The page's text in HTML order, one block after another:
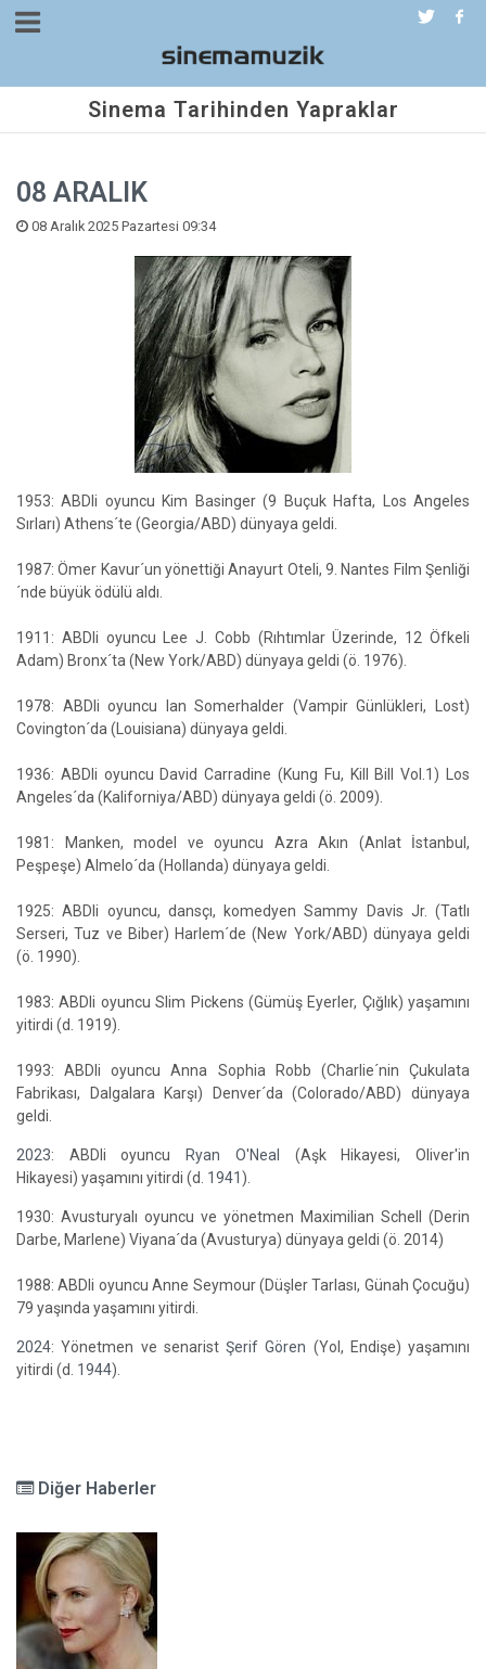
Sinema Tarihinden Yapraklar
08 ARALIK
08 Aralık 2025 Pazartesi 09:34
1953: ABDli oyuncu Kim Basinger (9 Buçuk Hafta, Los Angeles
Sırları) Athens´te (Georgia/ABD) dünyaya geldi.
1987: Ömer Kavur´un yönettiği Anayurt Oteli, 9. Nantes Film Şenliği
´nde büyük ödülü aldı.
1911: ABDli oyuncu Lee J. Cobb (Rıhtımlar Üzerinde, 12 Öfkeli
Adam) Bronx´ta (New York/ABD) dünyaya geldi (ö. 1976).
1978: ABDli oyuncu Ian Somerhalder (Vampir Günlükleri, Lost)
Covington´da (Louisiana) dünyaya geldi.
1936: ABDli oyuncu David Carradine (Kung Fu, Kill Bill Vol.1) Los
Angeles´da (Kaliforniya/ABD) dünyaya geldi (ö. 2009).
1981: Manken, model ve oyuncu Azra Akın (Anlat İstanbul,
Peşpeşe) Almelo´da (Hollanda) dünyaya geldi.
1925: ABDli oyuncu, dansçı, komedyen Sammy Davis Jr. (Tatlı
Serseri, Tuz ve Biber) Harlem´de (New York/ABD) dünyaya geldi
(ö. 1990).
1983: ABDli oyuncu Slim Pickens (Gümüş Eyerler, Çığlık) yaşamını
yitirdi (d. 1919).
1993: ABDli oyuncu Anna Sophia Robb (Charlie´nin Çukulata
Fabrikası, Dalgalara Karşı) Denver´da (Colorado/ABD) dünyaya
geldi.
2023: ABDli oyuncu Ryan O'Neal
(Aşk Hikayesi, Oliver'in
Hikayesi) yaşamını yitirdi (d. 1941 ).
1930: Avusturyalı oyuncu ve yönetmen Maximilian Schell (Derin
Darbe, Marlene) Viyana´da (Avusturya) dünyaya geldi (ö. 2014)
1988: ABDli oyuncu Anne Seymour (Düşler Tarlası, Günah Çocuğu)
79 yaşında yaşamını yitirdi.
2024: Yönetmen ve senarist Şerif Gören (Yol, Endişe) yaşamını
yitirdi (d. 1944).
Diğer Haberler